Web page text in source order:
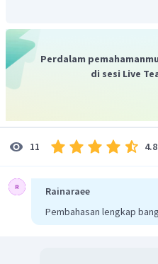
Perdalam
di sesi Live
11 4.8
Rainaraee
Pembahasan lengkap